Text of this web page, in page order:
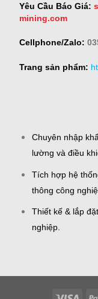
Yêu Cầu Báo Giá:
mining.com
Cellphone/Zalo:
Trang sản phẩm:
Chuyên nhập
lường và điều
Tích hợp hệ
thông công
Thiết kế & lắp
nghiệp.